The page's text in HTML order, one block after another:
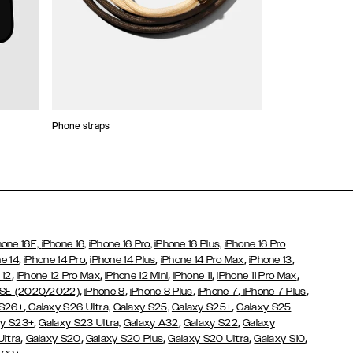
Phone straps
16E, iPhone 16, iPhone 16 Pro, iPhone 16 Plus, iPhone 16 Pro
14,iPhone 14 Pro,iPhone 14 Plus, iPhone 14 Pro Max, iPhone 13,
, iPhone 12 Pro Max,iPhone 12 Mini, iPhone 11,iPhone 11 Pro Max,
SE (2020/2022),iPhone 8, iPhone 8 Plus, iPhone 7, iPhone 7 Plus,
,Galaxy S26 Ultra, Galaxy S25, Galaxy S25+,Galaxy S25
S23+,Galaxy S23 Ultra, Galaxy A32, Galaxy S22,Galaxy
, Galaxy S20, Galaxy S20 Plus,Galaxy S20 Ultra,Galaxy S10,